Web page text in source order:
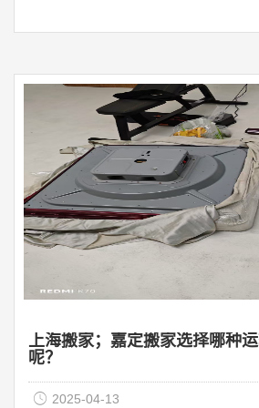
亲戚朋友同事，看看有什么好的推荐
公司，他们都很清楚搬家公司是否真
工的态度是否好，价格是否优惠，还
情。你可以根据朋友的经历和评价来
如果搬家公司真 ...
上海搬家；嘉定搬家选择哪种
呢？
2025-04-13